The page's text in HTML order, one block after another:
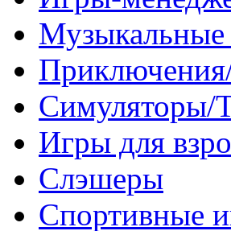
Симуляторы/
Игры для
Слэшеры
Спортивные